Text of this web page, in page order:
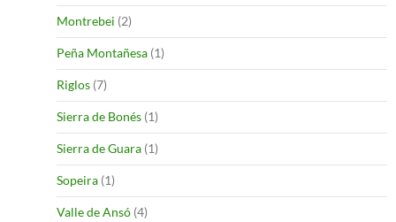
Montrebei (2)
Peña Montañesa (1)
Riglos (7)
Sierra de Bonés (1)
Sierra de Guara (1)
Sopeira (1)
Valle de Ansó (4)